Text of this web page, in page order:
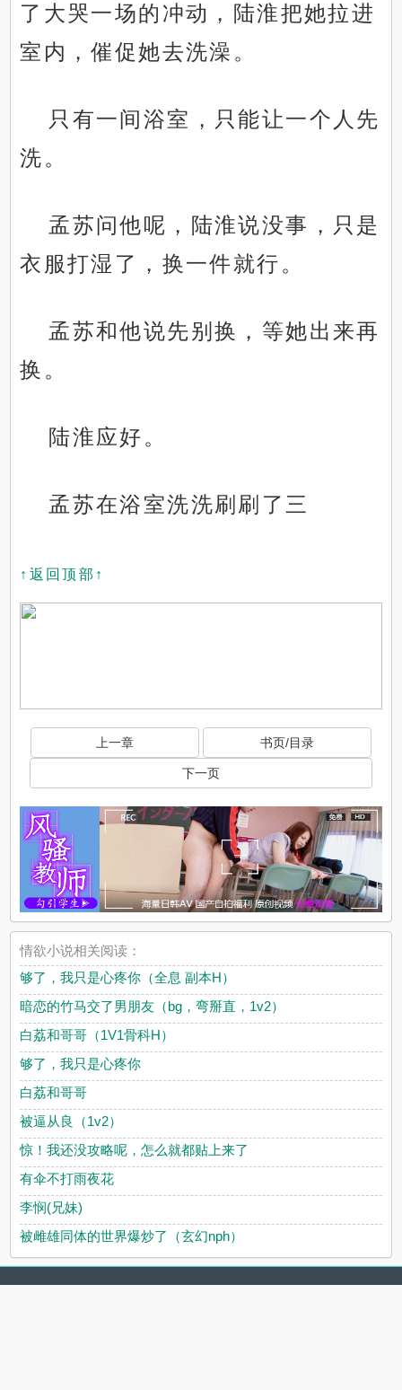
了大哭一场的冲动，陆淮把她拉进
室内，催促她去洗澡。
只有一间浴室，只能让一个人先
洗。
孟苏问他呢，陆淮说没事，只是
衣服打湿了，换一件就行。
孟苏和他说先别换，等她出来再
换。
陆淮应好。
孟苏在浴室洗洗刷刷了三
↑返回顶部↑
上一章 书页/目录
下一页
情欲小说相关阅读：
够了，我只是心疼你（全息 副本H）
暗恋的竹马交了男朋友（bg，弯掰直，1v2）
白荔和哥哥（1V1骨科H）
够了，我只是心疼你
白荔和哥哥
被逼从良（1v2）
惊！我还没攻略呢，怎么就都贴上来了
有伞不打雨夜花
李悯(兄妹)
被雌雄同体的世界爆炒了（玄幻nph）